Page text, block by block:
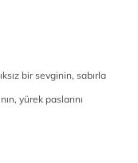
bir sevginin, sabırla
yürek paslarını